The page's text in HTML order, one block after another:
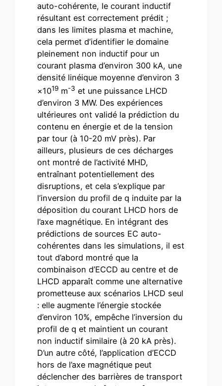
auto-cohérente, le courant inductif
résultant est correctement prédit ;
dans les limites plasma et machine,
cela permet d’identifier le domaine
pleinement non inductif pour un
courant plasma d’environ 300 kA, une
densité linéique moyenne d’environ 3
×1019 m-3 et une puissance LHCD
d’environ 3 MW. Des expériences
ultérieures ont validé la prédiction du
contenu en énergie et de la tension
par tour (à 10-20 mV près). Par
ailleurs, plusieurs de ces décharges
ont montré de l’activité MHD,
entraînant potentiellement des
disruptions, et cela s’explique par
l’inversion du profil de q induite par la
déposition du courant LHCD hors de
l’axe magnétique. En intégrant des
prédictions de sources EC auto-
cohérentes dans les simulations, il est
tout d’abord montré que la
combinaison d’ECCD au centre et de
LHCD apparaît comme une alternative
prometteuse aux scénarios LHCD seul
: elle augmente l’énergie stockée
d’environ 10%, empêche l’inversion du
profil de q et maintient un courant
non inductif similaire (à 20 kA près).
D’un autre côté, l’application d’ECCD
hors de l’axe magnétique peut
déclencher des barrières de transport